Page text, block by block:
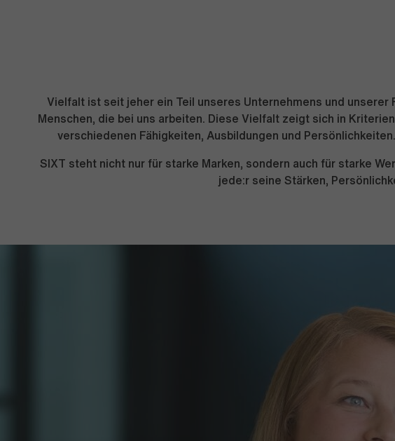
Vielfalt ist seit jeher ein Teil unseres Unternehmens und
Menschen, die bei uns arbeiten. Diese Vielfalt zeigt sich in
verschiedenen Fähigkeiten, Ausbildungen und
SIXT steht nicht nur für starke Marken, sondern auch für starke
jede:r seine Stärken,